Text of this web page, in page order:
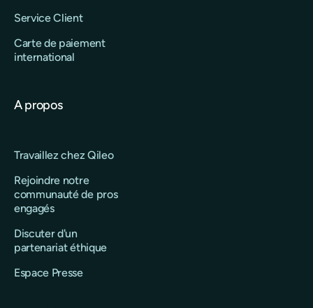
Service Client
Carte de paiement
international
A propos
Travaillez chez Qileo
Rejoindre notre
communauté de pros
engagés
Discuter d'un
partenariat éthique
Espace Presse